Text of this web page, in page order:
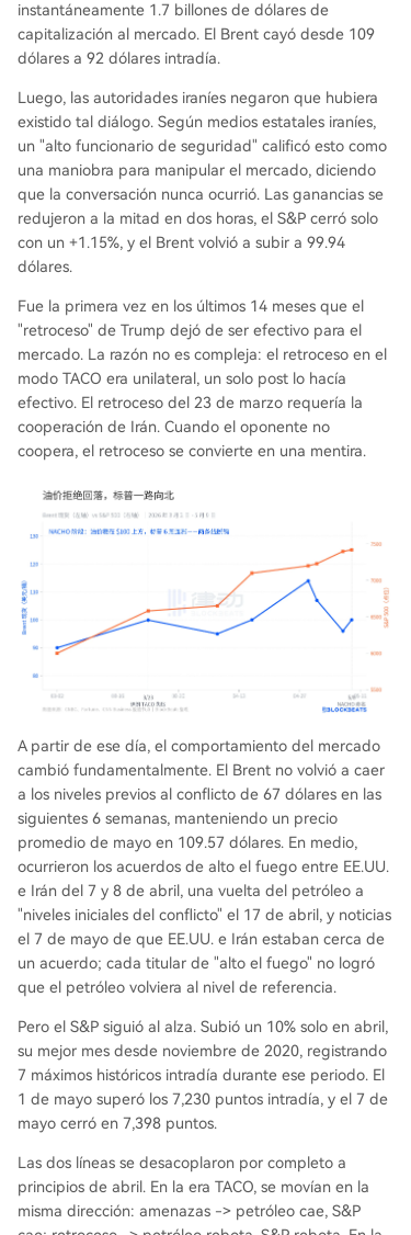
instantáneamente 1.7 billones de dólares de
capitalización al mercado. El Brent cayó desde 109
dólares a 92 dólares intradía.
Luego, las autoridades iraníes negaron que hubiera
existido tal diálogo. Según medios estatales iraníes,
un "alto funcionario de seguridad" calificó esto como
una maniobra para manipular el mercado, diciendo
que la conversación nunca ocurrió. Las ganancias se
redujeron a la mitad en dos horas, el S&P cerró solo
con un +1.15%, y el Brent volvió a subir a 99.94
dólares.
Fue la primera vez en los últimos 14 meses que el
"retroceso" de Trump dejó de ser efectivo para el
mercado. La razón no es compleja: el retroceso en el
modo TACO era unilateral, un solo post lo hacía
efectivo. El retroceso del 23 de marzo requería la
cooperación de Irán. Cuando el oponente no
coopera, el retroceso se convierte en una mentira.
A partir de ese día, el comportamiento del mercado
cambió fundamentalmente. El Brent no volvió a caer
a los niveles previos al conflicto de 67 dólares en las
siguientes 6 semanas, manteniendo un precio
promedio de mayo en 109.57 dólares. En medio,
ocurrieron los acuerdos de alto el fuego entre EE.UU.
e Irán del 7 y 8 de abril, una vuelta del petróleo a
"niveles iniciales del conflicto" el 17 de abril, y noticias
el 7 de mayo de que EE.UU. e Irán estaban cerca de
un acuerdo; cada titular de "alto el fuego" no logró
que el petróleo volviera al nivel de referencia.
Pero el S&P siguió al alza. Subió un 10% solo en abril,
su mejor mes desde noviembre de 2020, registrando
7 máximos históricos intradía durante ese periodo. El
1 de mayo superó los 7,230 puntos intradía, y el 7 de
mayo cerró en 7,398 puntos.
Las dos líneas se desacoplaron por completo a
principios de abril. En la era TACO, se movían en la
misma dirección: amenazas -> petróleo cae, S&P